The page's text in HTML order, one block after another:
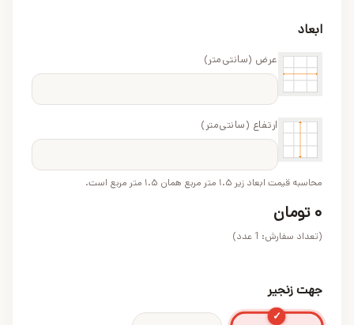
ابعاد
عرض (سانتی‌متر)
ارتفاع (سانتی‌متر)
محاسبه قیمت ابعاد زیر ۱.۵ متر مربع همان ۱.۵ متر مربع است.
۰ تومان
(تعداد سفارش: 1عدد)
جهت زنجیر
✓